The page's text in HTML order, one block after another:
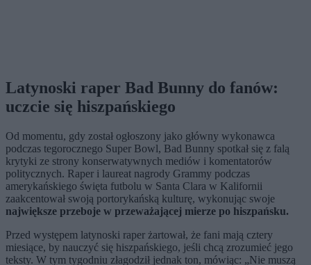
Latynoski raper Bad Bunny do fanów:
uczcie się hiszpańskiego
Od momentu, gdy został ogłoszony jako główny wykonawca
podczas tegorocznego Super Bowl, Bad Bunny spotkał się z falą
krytyki ze strony konserwatywnych mediów i komentatorów
politycznych. Raper i laureat nagrody Grammy podczas
amerykańskiego święta futbolu w Santa Clara w Kalifornii
zaakcentował swoją portorykańską kulturę, wykonując swoje
największe przeboje w przeważającej mierze po hiszpańsku.
Przed występem latynoski raper żartował, że fani mają cztery
miesiące, by nauczyć się hiszpańskiego, jeśli chcą zrozumieć jego
teksty. W tym tygodniu złagodził jednak ton, mówiąc: „Nie muszą